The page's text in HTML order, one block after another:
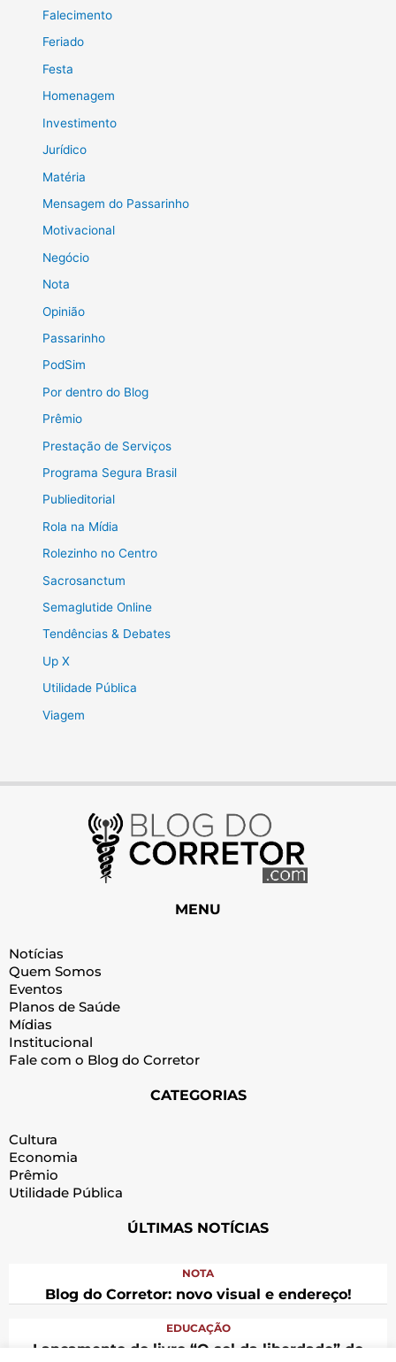
Falecimento
Feriado
Festa
Homenagem
Investimento
Jurídico
Matéria
Mensagem do Passarinho
Motivacional
Negócio
Nota
Opinião
Passarinho
PodSim
Por dentro do Blog
Prêmio
Prestação de Serviços
Programa Segura Brasil
Publieditorial
Rola na Mídia
Rolezinho no Centro
Sacrosanctum
Semaglutide Online
Tendências & Debates
Up X
Utilidade Pública
Viagem
MENU
Notícias
Quem Somos
Eventos
Planos de Saúde
Mídias
Institucional
Fale com o Blog do Corretor
CATEGORIAS
Cultura
Economia
Prêmio
Utilidade Pública
ÚLTIMAS NOTÍCIAS
NOTA
Blog do Corretor: novo visual e endereço!
EDUCAÇÃO
Lançamento do livro “O sol da liberdade” do